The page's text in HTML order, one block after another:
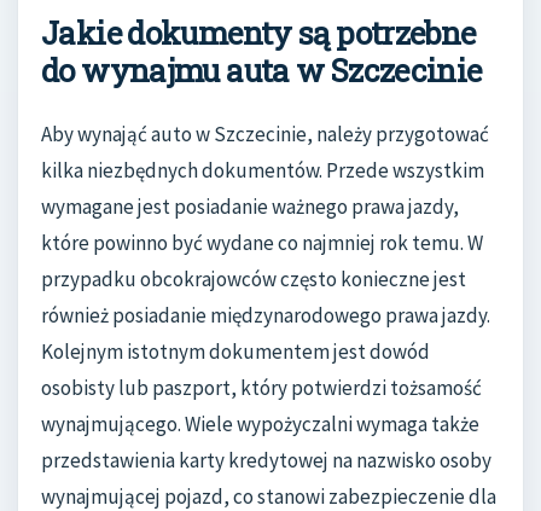
Jakie dokumenty są potrzebne
do wynajmu auta w Szczecinie
Aby wynająć auto w Szczecinie, należy przygotować
kilka niezbędnych dokumentów. Przede wszystkim
wymagane jest posiadanie ważnego prawa jazdy,
które powinno być wydane co najmniej rok temu. W
przypadku obcokrajowców często konieczne jest
również posiadanie międzynarodowego prawa jazdy.
Kolejnym istotnym dokumentem jest dowód
osobisty lub paszport, który potwierdzi tożsamość
wynajmującego. Wiele wypożyczalni wymaga także
przedstawienia karty kredytowej na nazwisko osoby
wynajmującej pojazd, co stanowi zabezpieczenie dla